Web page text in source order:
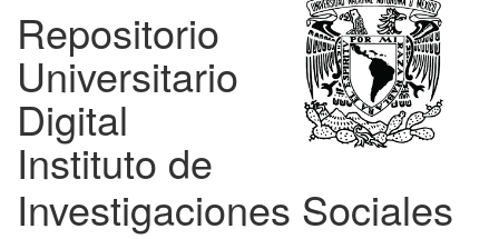
Repositorio
Universitario
Digital
Instituto de
Investigaciones Sociales